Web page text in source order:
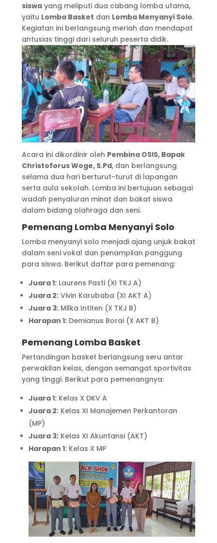
siswayang meliputi dua cabang lomba utama,
yaitu Lomba Basket dan Lomba Menyanyi Solo.
Kegiatan ini berlangsung meriah dan mendapat
antusias tinggi dari seluruh peserta didik.
Acara ini dikordinir oleh Pembina OSIS, Bapak
Christoforus Woge, S.Pd, dan berlangsung
selama dua hari berturut-turut di lapangan
serta aula sekolah. Lomba ini bertujuan sebagai
wadah penyaluran minat dan bakat siswa
dalam bidang olahraga dan seni.
Pemenang Lomba Menyanyi Solo
Lomba menyanyi solo menjadi ajang unjuk bakat
dalam seni vokal dan penampilan panggung
para siswa. Berikut daftar para pemenang:
Juara 1:Laurens Pasti (XI TKJ A)
Juara 2:Vivin Karubaba (XI AKT A)
Juara 3:Milka Intiten (X TKJ B)
Harapan 1:Demianus Borai (X AKT B)
Pemenang Lomba Basket
Pertandingan basket berlangsung seru antar
perwakilan kelas, dengan semangat sportivitas
yang tinggi. Berikut para pemenangnya:
Juara 1:Kelas X DKV A
Juara 2:Kelas XI Manajemen Perkantoran
(MP)
Juara 3:Kelas XI Akuntansi (AKT)
Harapan 1:Kelas X MP